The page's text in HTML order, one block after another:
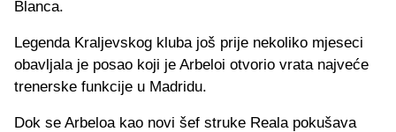
Blanca.
Legenda Kraljevskog kluba još prije nekoliko mjeseci
obavljala je posao koji je Arbeloi otvorio vrata najveće
trenerske funkcije u Madridu.
Dok se Arbeloa kao novi šef struke Reala pokušava